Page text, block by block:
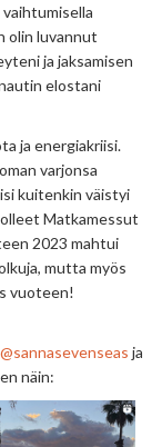
olin luvannut
ja jaksamisen
elostani
ja energiakriisi.
varjonsa
kuitenkin väistyi
Matkamessut
2023 mahtui
mutta myös
vuoteen!
@sannasevenseas ja
näin: